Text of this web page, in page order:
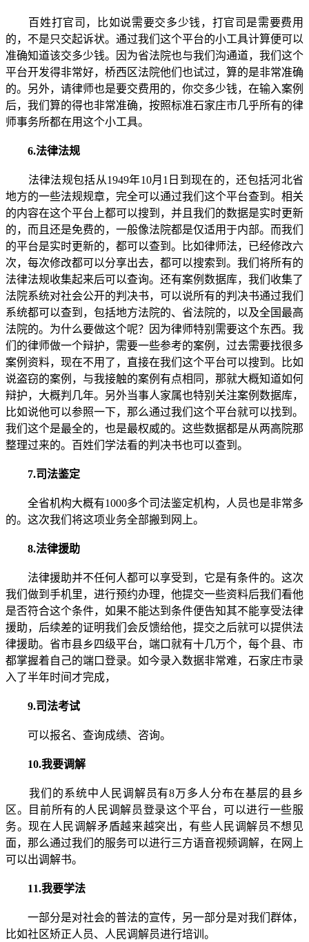
百姓打官司，比如说需要交多少钱，打官司是需要费用
的，不是只交起诉状。通过我们这个平台的小工具计算便可以
准确知道该交多少钱。因为省法院也与我们沟通道，我们这个
平台开发得非常好，桥西区法院他们也试过，算的是非常准确
的。另外，请律师也是要交费用的，你交多少钱，在输入案例
后，我们算的得也非常准确，按照标准石家庄市几乎所有的律
师事务所都在用这个小工具。
6.法律法规
法律法规包括从1949年10月1日到现在的，还包括河北省
地方的一些法规规章，完全可以通过我们这个平台查到。相关
的内容在这个平台上都可以搜到，并且我们的数据是实时更新
的，而且还是免费的，一般像法院都是仅适用于内部。而我们
的平台是实时更新的，都可以查到。比如律师法，已经修改六
次，每次修改都可以分享出去，都可以搜索到。我们将所有的
法律法规收集起来后可以查询。还有案例数据库，我们收集了
法院系统对社会公开的判决书，可以说所有的判决书通过我们
系统都可以查到，包括地方法院的、省法院的，以及全国最高
法院的。为什么要做这个呢？因为律师特别需要这个东西。我
们的律师做一个辩护，需要一些参考的案例，过去需要找很多
案例资料，现在不用了，直接在我们这个平台可以搜到。比如
说盗窃的案例，与我接触的案例有点相同，那就大概知道如何
辩护，大概判几年。另外当事人家属也特别关注案例数据库，
比如说他可以参照一下，那么通过我们这个平台就可以找到。
我们这个是最全的，也是最权威的。这些数据都是从两高院那
整理过来的。百姓们学法看的判决书也可以查到。
7.司法鉴定
全省机构大概有1000多个司法鉴定机构，人员也是非常多
的。这次我们将这项业务全部搬到网上。
8.法律援助
法律援助并不任何人都可以享受到，它是有条件的。这次
我们做到手机里，进行预约办理，他提交一些资料后我们看他
是否符合这个条件，如果不能达到条件便告知其不能享受法律
援助，后续差的证明我们会反馈给他，提交之后就可以提供法
律援助。省市县乡四级平台，端口就有十几万个，每个县、市
都掌握着自己的端口登录。如今录入数据非常难，石家庄市录
入了半年时间才完成，
9.司法考试
可以报名、查询成绩、咨询。
10.我要调解
我们的系统中人民调解员有8万多人分布在基层的县乡
区。目前所有的人民调解员登录这个平台，可以进行一些服
务。现在人民调解矛盾越来越突出，有些人民调解员不想见
面，那么通过我们的服务可以进行三方语音视频调解，在网上
可以出调解书。
11.我要学法
一部分是对社会的普法的宣传，另一部分是对我们群体，
比如社区矫正人员、人民调解员进行培训。